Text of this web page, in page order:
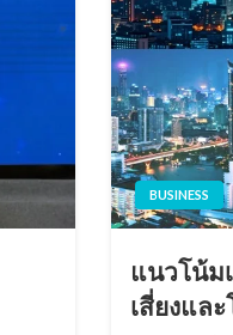
BUSINESS
แนวโน้ม
เสี่ยงแล